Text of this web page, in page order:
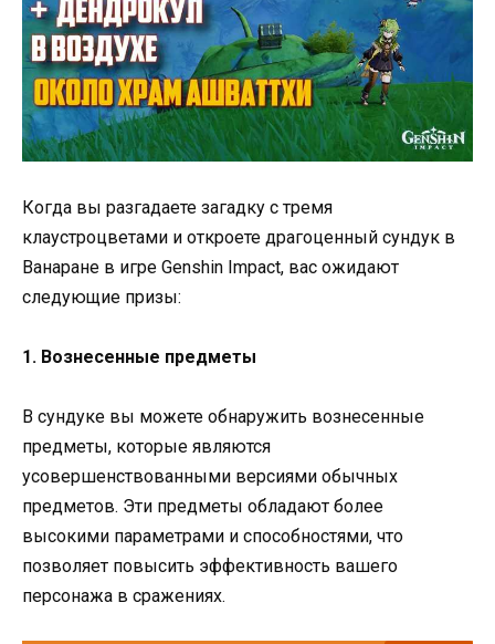
Когда вы разгадаете загадку с тремя
клаустроцветами и откроете драгоценный сундук в
Ванаране в игре Genshin Impact, вас ожидают
следующие призы:
1. Вознесенные предметы
В сундуке вы можете обнаружить вознесенные
предметы, которые являются
усовершенствованными версиями обычных
предметов. Эти предметы обладают более
высокими параметрами и способностями, что
позволяет повысить эффективность вашего
персонажа в сражениях.